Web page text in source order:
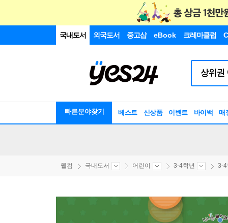
국내도서 외국도서 중고샵 eBook 크레마클럽
빠른분야찾기 베스트 신상품 이벤트 바이백 매
웰컴 국내도서 어린이 3-4학년 3-4